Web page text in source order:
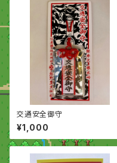
交通安全御守
¥1,000